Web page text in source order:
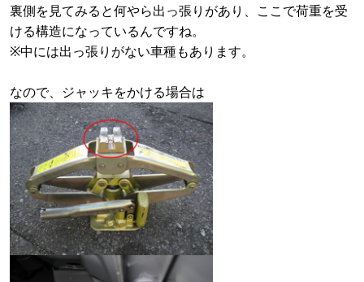
裏側を見てみると何やら出っ張りがあり、ここで荷重を受
ける構造になっているんですね。
※中には出っ張りがない車種もあります。
なので、ジャッキをかける場合は